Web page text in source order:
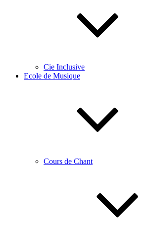
Cie Inclusive
Ecole de Musique
Cours de Chant